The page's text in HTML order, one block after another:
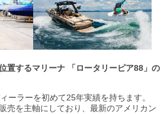
置するマリーナ 「ロータリーピア88」の
ーラーを初めて25年実績を持ちます。
売を主軸にしており、最新のアメリカン